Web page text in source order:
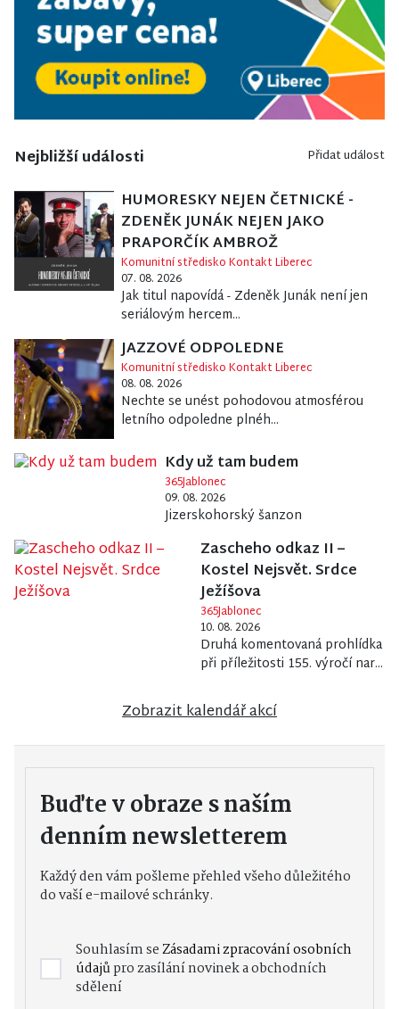
Nejbližší události Přidat událost
HUMORESKY NEJEN ČETNICKÉ -
ZDENĚK JUNÁK NEJEN JAKO
PRAPORČÍK AMBROŽ
Komunitní středisko Kontakt Liberec
07. 08. 2026
Jak titul napovídá - Zdeněk Junák není jen
seriálovým hercem...
JAZZOVÉ ODPOLEDNE
Komunitní středisko Kontakt Liberec
08. 08. 2026
Nechte se unést pohodovou atmosférou
letního odpoledne plnéh...
Kdy už tam budem
365Jablonec
09. 08. 2026
Jizerskohorský šanzon
Zascheho odkaz II –
Kostel Nejsvět. Srdce
Ježíšova
365Jablonec
10. 08. 2026
Druhá komentovaná prohlídka
při příležitosti 155. výročí nar...
Zobrazit kalendář akcí
Buďte v obraze s naším
denním newsletterem
Každý den vám pošleme přehled všeho důležitého
do vaší e-mailové schránky.
Souhlasím seZásadami zpracování osobních
údajůpro zasílání novinek a obchodních
sdělení